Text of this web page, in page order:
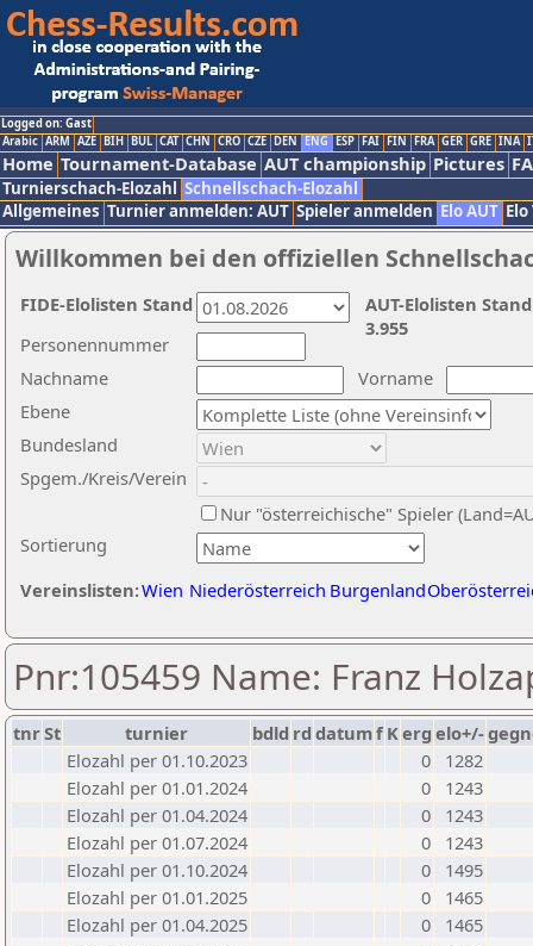
Logged on: Gast
Arabic ARM AZE BIH BUL CAT CHN CRO CZE DEN ENG ESP FAI FIN FRA GER GRE INA
Home Tournament-Database AUT championship Pictures
Turnierschach-Elozahl Schnellschach-Elozahl
Allgemeines Turnier anmelden: AUT Spieler anmelden Elo AUT
Willkommen bei den offiziellen
Nachname
Vorname
Ebene
Sortierung
Personennummer
Bundesland
Spgem./Kreis/Verein
Nur "österreichische" Spieler
Vereinslisten:Wien Niederösterreich Burgenland
AUT-Elolisten
3.955
FIDE-Elolisten Stand
Pnr:105459 Name: Franz
tnrSt turnier bdld rd datumf Kerg elo+/-
Elozahl per 01.10.2023
0
1282
Elozahl per 01.01.2024
0
1243
Elozahl per 01.04.2024
0
1243
Elozahl per 01.07.2024
0
1243
Elozahl per 01.10.2024
0
1495
Elozahl per 01.01.2025
0
1465
Elozahl per 01.04.2025
0
1465